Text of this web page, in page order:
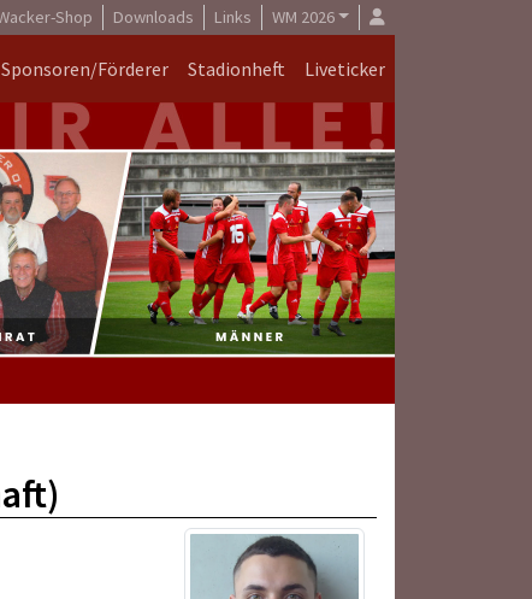
Shop Downloads Links WM 2026
Sponsoren/Förderer Stadionheft Liveticker